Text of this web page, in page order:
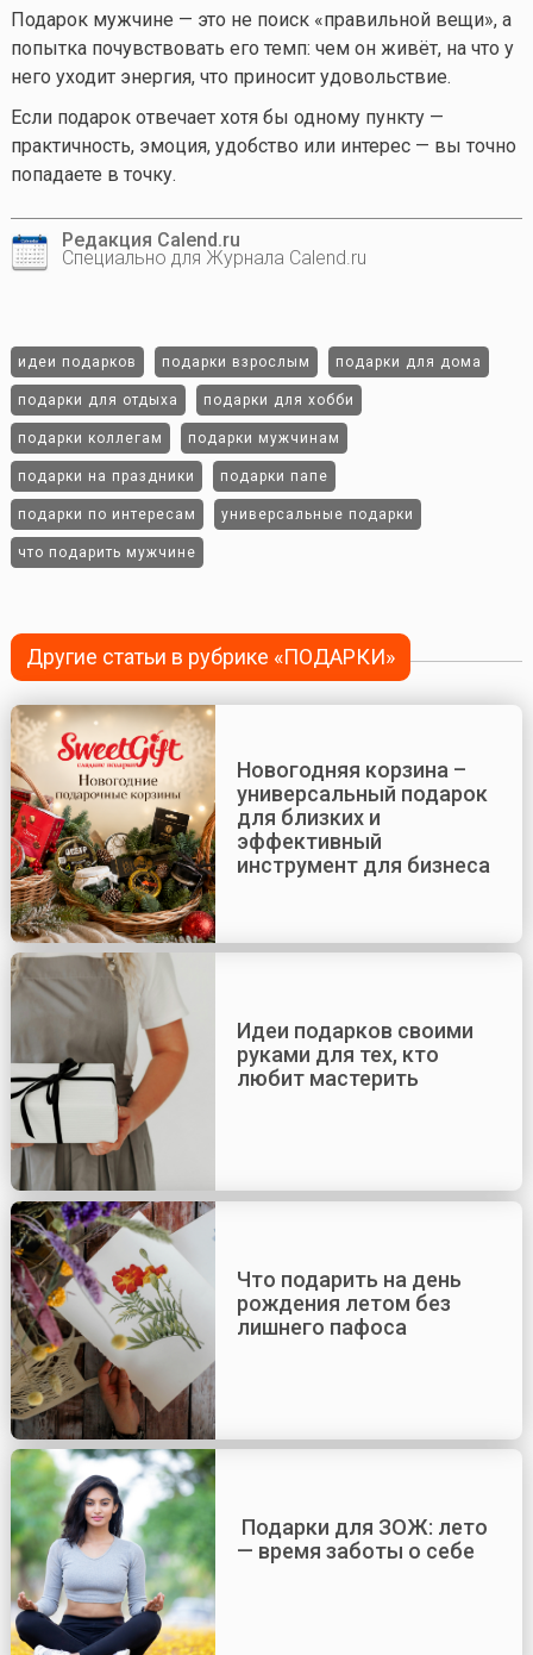
Подарок мужчине — это не поиск «правильной вещи», а
попытка почувствовать его темп: чем он живёт, на что у
него уходит энергия, что приносит удовольствие.
Если подарок отвечает хотя бы одному пункту —
практичность, эмоция, удобство или интерес — вы точно
попадаете в точку.
Редакция Calend.ru
Специально для Журнала Calend.ru
идеи подарков подарки взрослым подарки для дома
подарки для отдыха подарки для хобби
подарки коллегам подарки мужчинам
подарки на праздники подарки папе
подарки по интересам универсальные подарки
что подарить мужчине
Другие статьи в рубрике «ПОДАРКИ»
Новогодняя корзина –
универсальный подарок
для близких и
эффективный
инструмент для бизнеса
Идеи подарков своими
руками для тех, кто
любит мастерить
Что подарить на день
рождения летом без
лишнего пафоса
Подарки для ЗОЖ: лето
— время заботы о себе